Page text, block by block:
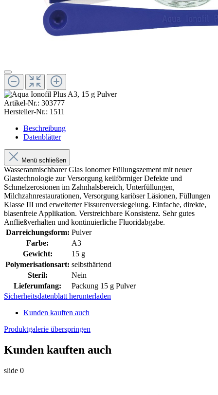
Artikel-Nr.: 303777
Hersteller-Nr.: 1511
Beschreibung
Datenblätter
Menü schließen
Wasseranmischbarer Glas Ionomer Füllungszement mit neuer
Glastechnologie zur Versorgung keilförmiger Defekte und
Schmelzerosionen im Zahnhalsbereich, Unterfüllungen,
Milchzahnrestaurationen, Versorgung kariöser Läsionen, Füllungen
Klasse III und erweiterter Fissurenversiegelung. Einfache, direkte,
blasenfreie Applikation. Verstreichbare Konsistenz. Sehr gutes
Anfließverhalten und kontinuierliche Fluoridabgabe.
Darreichungsform: Pulver
Farbe:
A3
Gewicht:
15 g
Polymerisationsart: selbsthärtend
Steril:
Nein
Lieferumfang:
Packung 15 g Pulver
Sicherheitsdatenblatt herunterladen
Kunden kauften auch
Produktgalerie überspringen
Kunden kauften auch
slide 0